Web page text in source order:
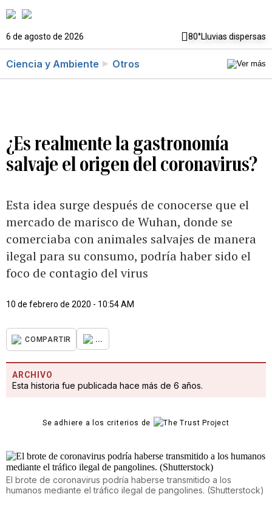
6 de agosto de 2026 80°Lluvias dispersas
Ciencia y Ambiente Otros
¿Es realmente la gastronomía
salvaje el origen del coronavirus?
Esta idea surge después de conocerse que el
mercado de marisco de Wuhan, donde se
comerciaba con animales salvajes de manera
ilegal para su consumo, podría haber sido el
foco de contagio del virus
10 de febrero de 2020 - 10:54 AM
COMPARTIR ...
ARCHIVO
Esta historia fue publicada hace más de 6 años.
Se adhiere a los criterios de
El brote de coronavirus podría haberse transmitido a los
humanos mediante el tráfico ilegal de pangolines. (Shutterstock)